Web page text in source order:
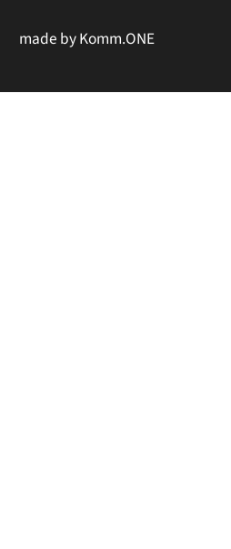
made byKomm.ONE